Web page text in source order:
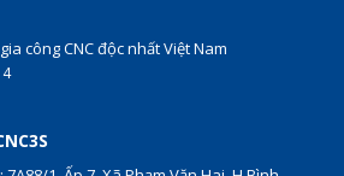
công CNC độc nhất Việt Nam